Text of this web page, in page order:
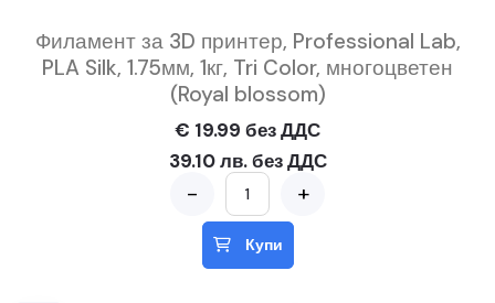
Филамент за 3D принтер, Professional Lab,
PLA Silk, 1.75мм, 1кг, Tri Color, многоцветен
(Royal blossom)
€ 19.99 без ДДС
39.10 лв. без ДДС
- +
Купи